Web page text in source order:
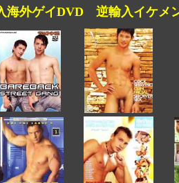
海外ゲイDVD 逆輸入イケ